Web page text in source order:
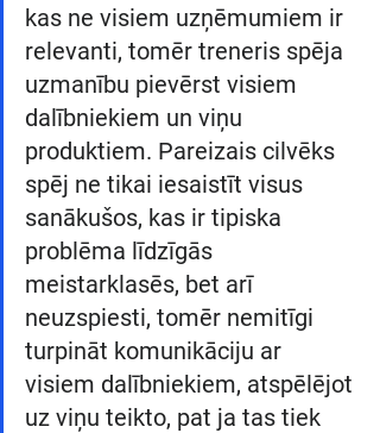
kas ne visiem uzņēmumiem ir
relevanti, tomēr treneris spēja
uzmanību pievērst visiem
dalībniekiem un viņu
produktiem. Pareizais cilvēks
spēj ne tikai iesaistīt visus
sanākušos, kas ir tipiska
problēma līdzīgās
meistarklasēs, bet arī
neuzspiesti, tomēr nemitīgi
turpināt komunikāciju ar
visiem dalībniekiem, atspēlējot
uz viņu teikto, pat ja tas tiek